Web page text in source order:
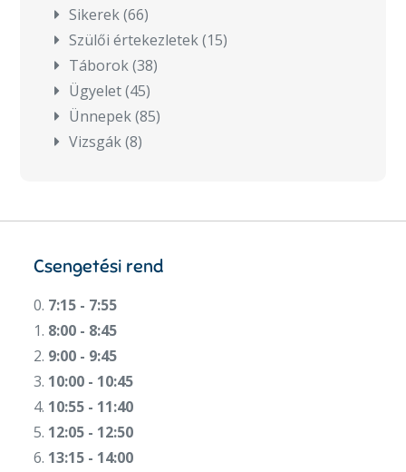
Sikerek(66)
Szülői értekezletek(15)
Táborok(38)
Ügyelet(45)
Ünnepek(85)
Vizsgák(8)
Csengetési rend
0. 7:15 - 7:55
1. 8:00 - 8:45
2. 9:00 - 9:45
3. 10:00 - 10:45
4. 10:55 - 11:40
5. 12:05 - 12:50
6. 13:15 - 14:00